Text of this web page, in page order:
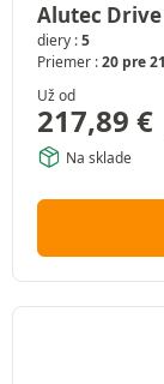
Alutec Drive
diery :5
Priemer :20 pre
Už od
217,89 €
Na sklade